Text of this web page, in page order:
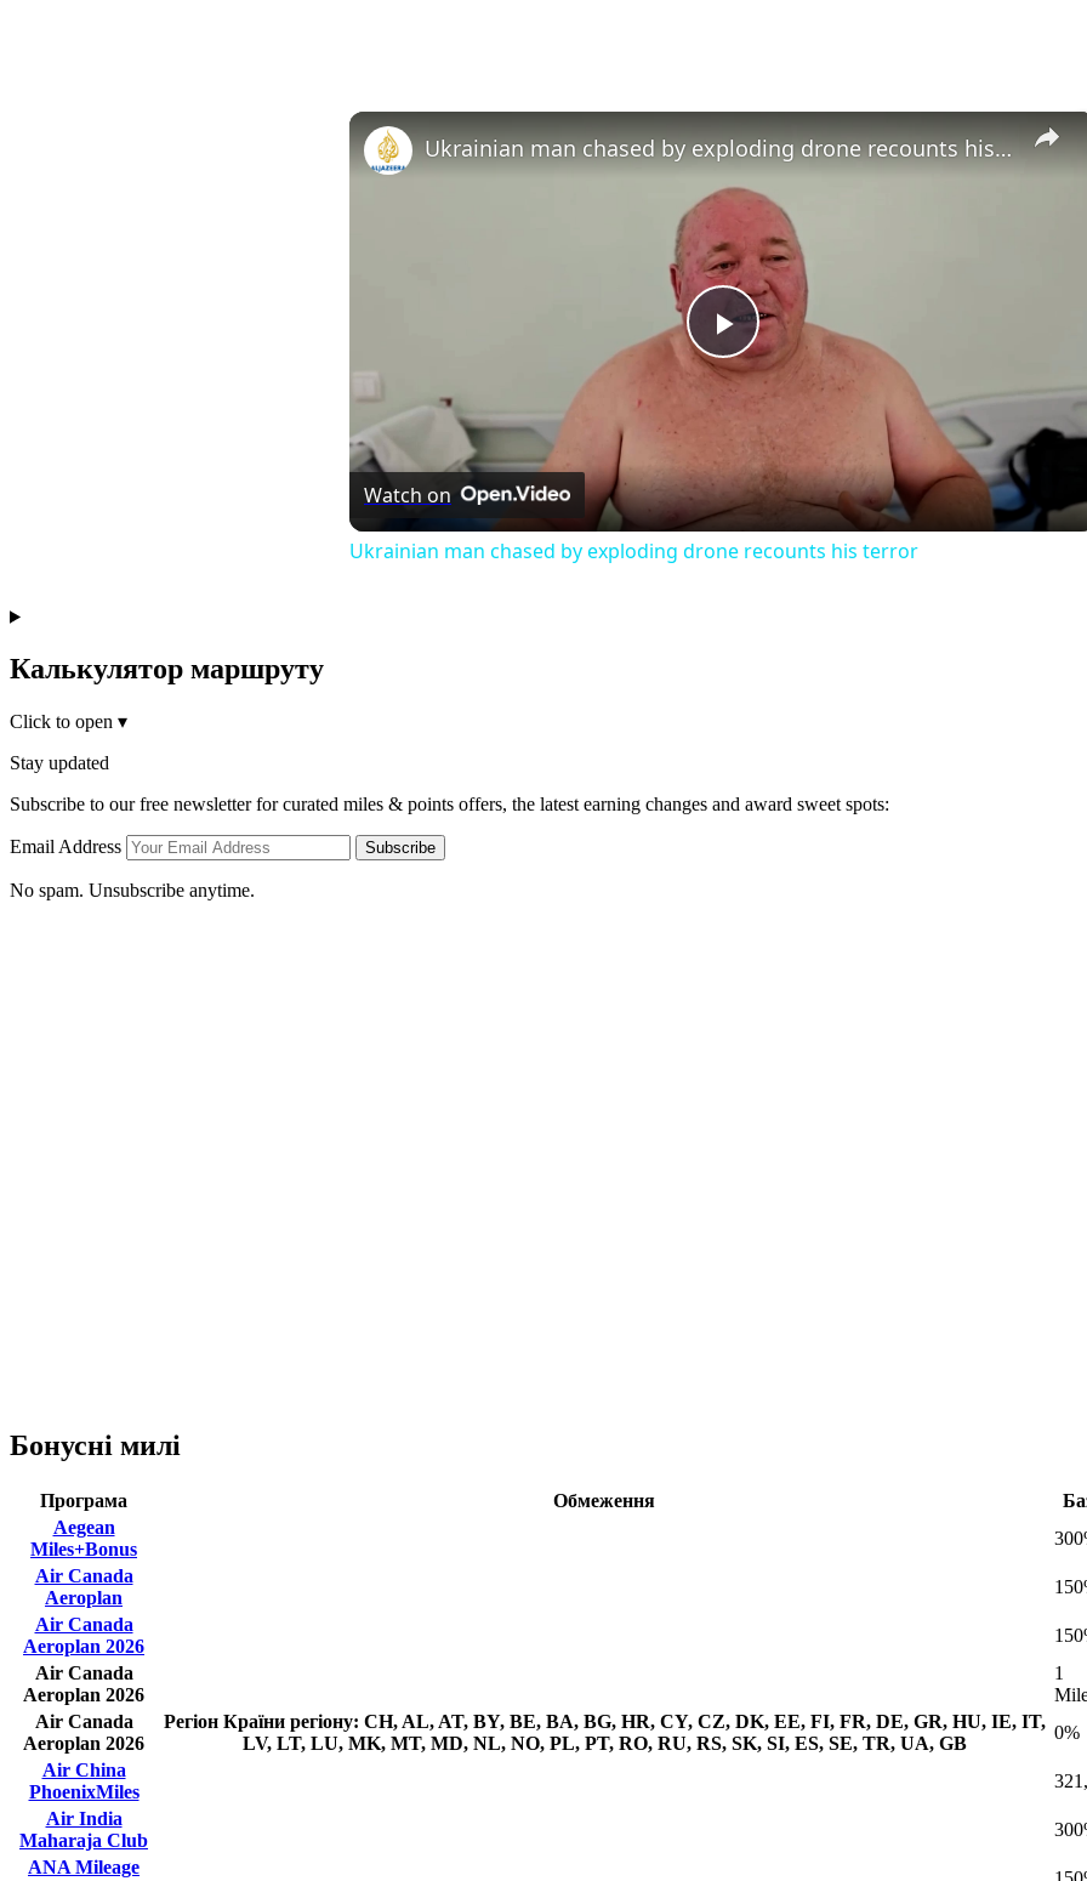
×
Play
Video
Ukrainian man chased by exploding drone recounts his terror
Watch on
Ukrainian man chased by exploding drone recounts his terror
Калькулятор маршруту
Click to open ▾
Stay updated
Subscribe to our free newsletter for curated miles & points offers, the latest earning changes and award sweet spots:
Email Address Subscribe
No spam. Unsubscribe anytime.
Бонусні милі
Програма Обмеження
Aegean
Miles+Bonus
Air Canada
Aeroplan
Air Canada
Aeroplan 2026
Air Canada
Aeroplan 2026
1
Air Canada
Aeroplan 2026
Регіон Країни регіону: CH, AL, AT, BY, BE, BA, BG, HR, CY, CZ, DK, EE, FI, FR, DE, GR, HU, IE, IT,
LV, LT, LU, MK, MT, MD, NL, NO, PL, PT, RO, RU, RS, SK, SI, ES, SE, TR, UA, GB
0%
Air China
PhoenixMiles
Air India
Maharaja Club
ANA Mileage